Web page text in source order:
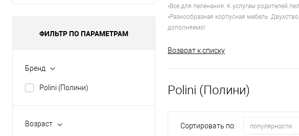
ФИЛЬТР ПО ПАРАМЕТРАМ
Бренд
Polini (Полини)
Возраст
◦Все для пеленания. К услугам родителей
◦Разнообразная корпусная мебель.
дополняемо!
Возврат к списку
Polini (Полини)
Сортировать по: популярности